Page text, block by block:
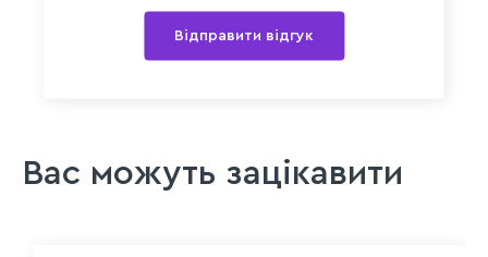
Відправити відгук
Вас можуть зацікавити